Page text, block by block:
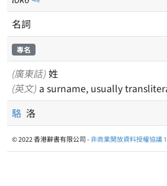
名詞
專名
(廣東話) 姓
(英文) a surname, usually
駱 洛
© 2022 香港辭書有限公司 -非商業開放資料授權協議